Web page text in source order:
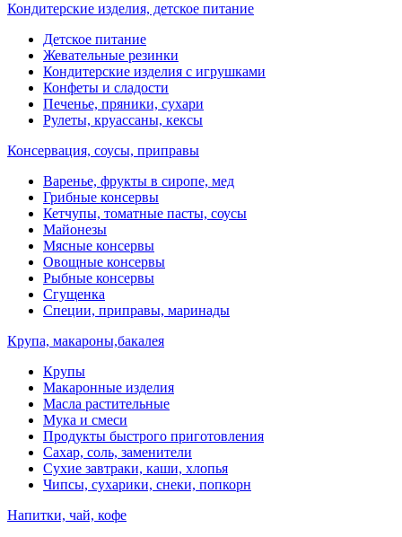
Кондитерские изделия, детское питание
Детское питание
Жевательные резинки
Кондитерские изделия с игрушками
Конфеты и сладости
Печенье, пряники, сухари
Рулеты, круассаны, кексы
Консервация, соусы, приправы
Варенье, фрукты в сиропе, мед
Грибные консервы
Кетчупы, томатные пасты, соусы
Майонезы
Мясные консервы
Овощные консервы
Рыбные консервы
Сгущенка
Специи, приправы, маринады
Крупа, макароны,бакалея
Крупы
Макаронные изделия
Масла растительные
Мука и смеси
Продукты быстрого приготовления
Сахар, соль, заменители
Сухие завтраки, каши, хлопья
Чипсы, сухарики, снеки, попкорн
Напитки, чай, кофе